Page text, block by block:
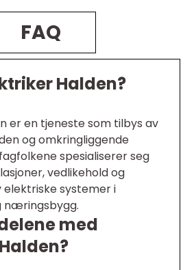
FAQ
Halden?
er en tjeneste som tilbys av
og omkringliggende
spesialiserer seg
vedlikehold og
systemer i
næringsbygg.
med